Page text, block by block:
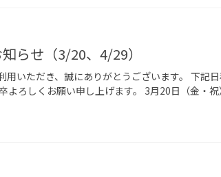
らせ（3/20、4/29）
用いただき、誠にありがとうございます。 下記
よろしくお願い申し上げます。 3月20日（金・祝